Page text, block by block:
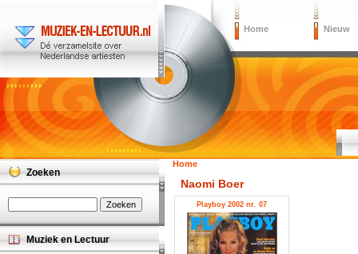
Home Nieuw
Home
Naomi Boer
Playboy 2002 nr. 07
Zoeken
Muziek en Lectuur